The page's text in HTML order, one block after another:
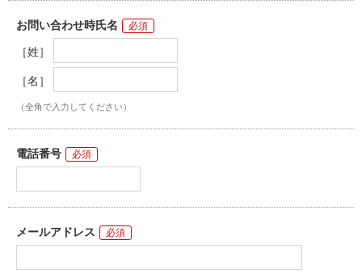
お問い合わせ時氏名
［姓］
［名］
（全角で入力してください）
電話番号
メールアドレス